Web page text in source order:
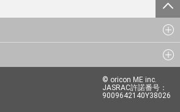
© oricon ME inc.
JASRAC許諾番号：
9009642140Y38026